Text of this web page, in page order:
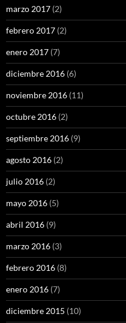
marzo 2017 (2)
febrero 2017 (2)
enero 2017 (7)
diciembre 2016 (6)
noviembre 2016 (11)
octubre 2016 (2)
septiembre 2016 (9)
agosto 2016 (2)
julio 2016 (2)
mayo 2016 (5)
abril 2016 (9)
marzo 2016 (3)
febrero 2016 (8)
enero 2016 (7)
diciembre 2015 (10)